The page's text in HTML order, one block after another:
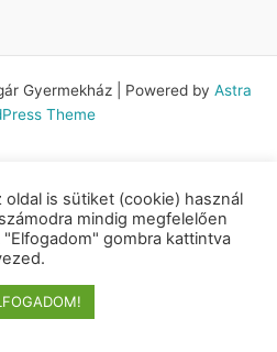
Gyermekház | Powered by Astra
Theme
oldal is sütiket (cookie) használ
mindig megfelelően
gombra kattintva